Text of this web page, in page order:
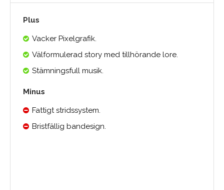
Plus
Vacker Pixelgrafik.
Välformulerad story med tillhörande lore.
Stämningsfull musik.
Minus
Fattigt stridssystem.
Bristfällig bandesign.